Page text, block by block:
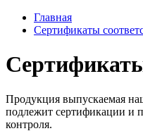
Главная
Сертификаты
Продукция выпускаемая
подлежит сертификации и
контроля.